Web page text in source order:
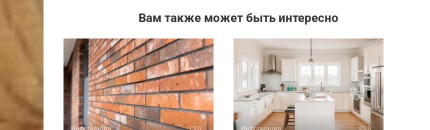
Вам также может быть интересно
Информация 0 Информация 0